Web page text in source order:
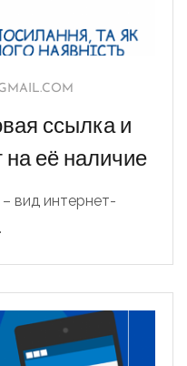
ссылка и
на её наличие
вид интернет-